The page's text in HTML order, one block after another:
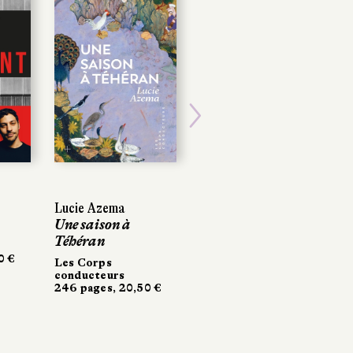
€
Lucie Azema
Une saison à
Téhéran
Les Corps
conducteurs
246 pages, 20,50 €